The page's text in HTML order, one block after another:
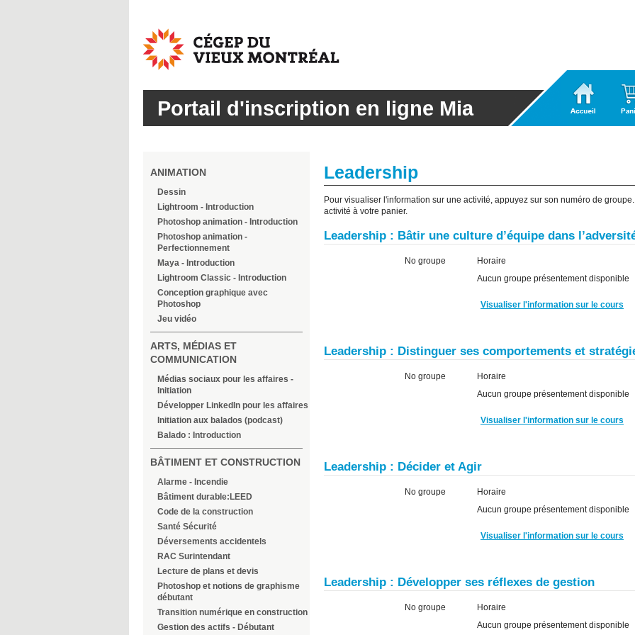
Cégep
du
Vieux
Montréal
Portail d'inscription en ligne Mia
Accueil Panier
ANIMATION
Dessin
Lightroom - Introduction
Photoshop animation - Introduction
Photoshop animation -
Perfectionnement
Maya - Introduction
Lightroom Classic - Introduction
Conception graphique avec
Photoshop
Jeu vidéo
ARTS, MÉDIAS ET
COMMUNICATION
Médias sociaux pour les affaires -
Initiation
Développer LinkedIn pour les affaires
Initiation aux balados (podcast)
Balado : Introduction
BÂTIMENT ET CONSTRUCTION
Alarme - Incendie
Bâtiment durable:LEED
Code de la construction
Santé Sécurité
Déversements accidentels
RAC Surintendant
Lecture de plans et devis
Photoshop et notions de graphisme
débutant
Transition numérique en construction
Gestion des actifs - Débutant
Leadership
Pour visualiser l'information sur une activité, appuyez sur son numéro de
activité à votre panier.
Leadership : Bâtir une culture d’équipe dans
No groupe Horaire
Aucun groupe présentement disponible
Visualiser l'information sur le cours
Leadership : Distinguer ses comportements et
No groupe Horaire
Aucun groupe présentement disponible
Visualiser l'information sur le cours
Leadership : Décider et Agir
No groupe Horaire
Aucun groupe présentement disponible
Visualiser l'information sur le cours
Leadership : Développer ses réflexes de gestion
No groupe Horaire
Aucun groupe présentement disponible